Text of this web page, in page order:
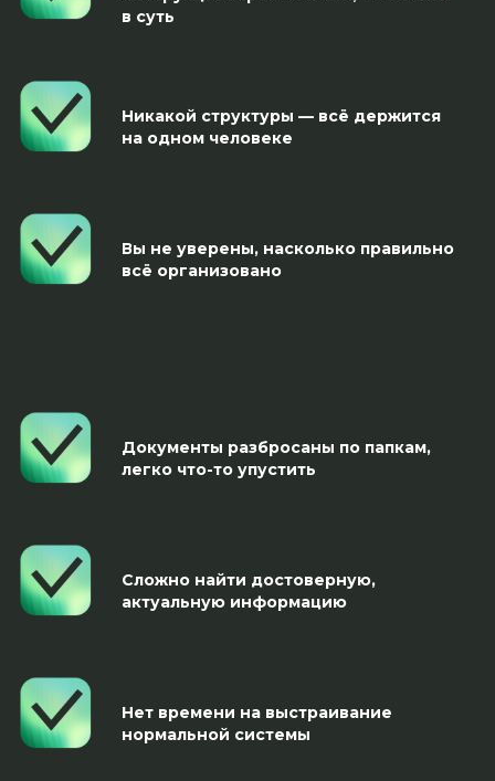
в суть
Никакой структуры — всё держится
на одном человеке
Вы не уверены, насколько правильно
всё организовано
Документы разбросаны по папкам,
легко что-то упустить
Сложно найти достоверную,
актуальную информацию
Нет времени на выстраивание
нормальной системы